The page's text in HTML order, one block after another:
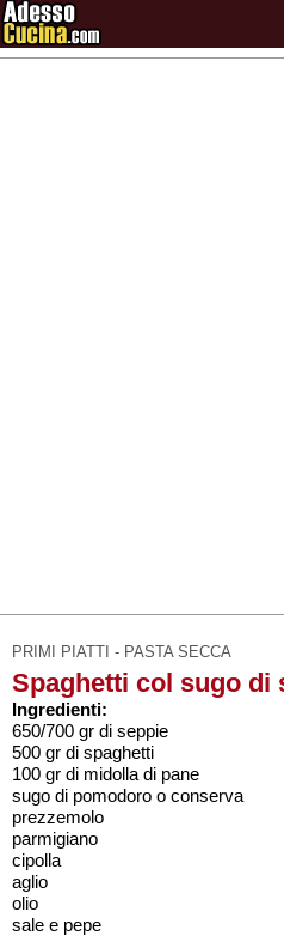
PRIMI PIATTI - PASTA SECCA
Spaghetti col sugo di
Ingredienti:
650/700 gr di seppie
500 gr di spaghetti
100 gr di midolla di pane
sugo di pomodoro o conserva
prezzemolo
parmigiano
cipolla
aglio
olio
sale e pepe